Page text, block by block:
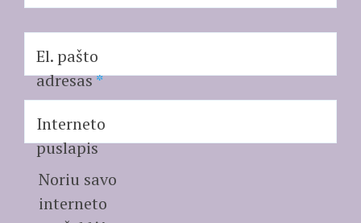
El. pašto
adresas*
Interneto
puslapis
Noriu savo
interneto